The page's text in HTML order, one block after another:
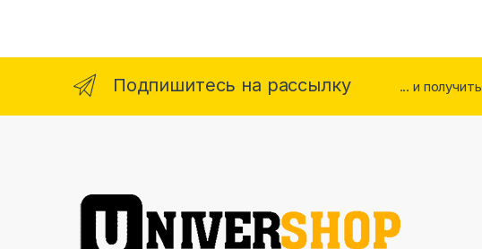
Подпишитесь на рассылку ... и получить